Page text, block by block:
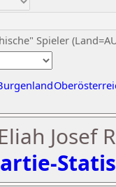
Spieler
Josef